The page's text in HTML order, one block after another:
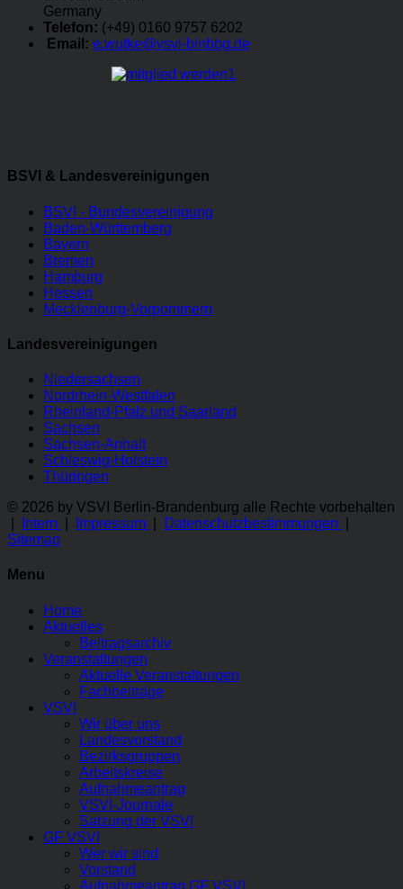
Germany
Telefon: (+49) 0160 9757 6202
Email: e.wutke@vsvi-blnbbg.de
BSVI & Landesvereinigungen
BSVI - Bundesvereinigung
Baden-Württemberg
Bayern
Bremen
Hamburg
Hessen
Mecklenburg-Vorpommern
Landesvereinigungen
Niedersachsen
Nordrhein-Westfalen
Rheinland-Pfalz und Saarland
Sachsen
Sachsen-Anhalt
Schleswig-Holstein
Thüringen
© 2026 by VSVI Berlin-Brandenburg alle Rechte vorbehalten
Intern Impressum Datenschutzbestimmungen
Sitemap
Menu
Home
Aktuelles
Beitragsarchiv
Veranstaltungen
Aktuelle Veranstaltungen
Fachbeiträge
VSVI
Wir über uns
Landesvorstand
Bezirksgruppen
Arbeitskreise
Aufnahmeantrag
VSVI-Journale
Satzung der VSVI
GF VSVI
Wer wir sind
Vorstand
Aufnahmeantrag GF VSVI